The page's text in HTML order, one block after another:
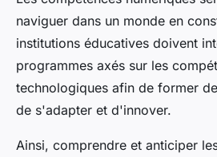
naviguer dans un monde en
institutions éducatives doivent
programmes axés sur les
technologiques afin de former
de s'adapter et d'innover.
Ainsi, comprendre et anticiper